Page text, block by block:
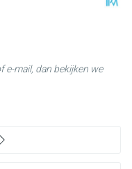
e-mail, dan bekijken we